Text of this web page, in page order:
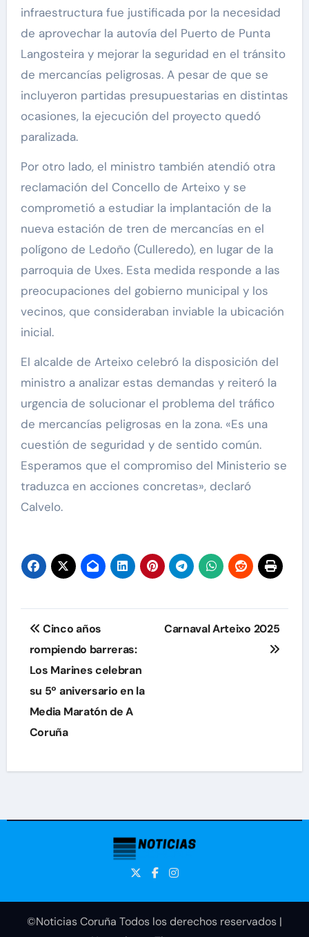
infraestructura fue justificada por la necesidad
de aprovechar la autovía del Puerto de Punta
Langosteira y mejorar la seguridad en el tránsito
de mercancías peligrosas. A pesar de que se
incluyeron partidas presupuestarias en distintas
ocasiones, la ejecución del proyecto quedó
paralizada.
Por otro lado, el ministro también atendió otra
reclamación del Concello de Arteixo y se
comprometió a estudiar la implantación de la
nueva estación de tren de mercancías en el
polígono de Ledoño (Culleredo), en lugar de la
parroquia de Uxes. Esta medida responde a las
preocupaciones del gobierno municipal y los
vecinos, que consideraban inviable la ubicación
inicial.
El alcalde de Arteixo celebró la disposición del
ministro a analizar estas demandas y reiteró la
urgencia de solucionar el problema del tráfico
de mercancías peligrosas en la zona. «Es una
cuestión de seguridad y de sentido común.
Esperamos que el compromiso del Ministerio se
traduzca en acciones concretas», declaró
Calvelo.
Navegación
de
entradas
Cinco años
rompiendo barreras:
Los Marines celebran
su 5º aniversario en la
Media Maratón de A
Coruña
Carnaval Arteixo 2025
©Noticias Coruña Todos los derechos reservados |